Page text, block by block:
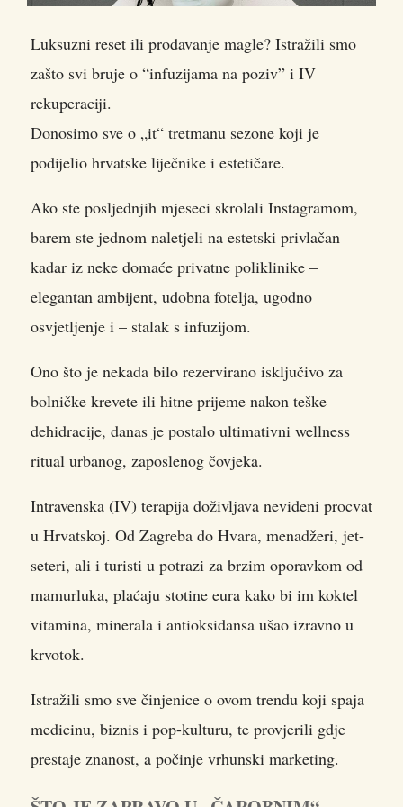
Luksuzni reset ili prodavanje magle? Istražili smo
zašto svi bruje o “infuzijama na poziv” i IV
rekuperaciji.
Donosimo sve o „it“ tretmanu sezone koji je
podijelio hrvatske liječnike i estetičare.
Ako ste posljednjih mjeseci skrolali Instagramom,
barem ste jednom naletjeli na estetski privlačan
kadar iz neke domaće privatne poliklinike –
elegantan ambijent, udobna fotelja, ugodno
osvjetljenje i – stalak s infuzijom.
Ono što je nekada bilo rezervirano isključivo za
bolničke krevete ili hitne prijeme nakon teške
dehidracije, danas je postalo ultimativni wellness
ritual urbanog, zaposlenog čovjeka.
Intravenska (IV) terapija doživljava neviđeni procvat
u Hrvatskoj. Od Zagreba do Hvara, menadžeri, jet-
seteri, ali i turisti u potrazi za brzim oporavkom od
mamurluka, plaćaju stotine eura kako bi im koktel
vitamina, minerala i antioksidansa ušao izravno u
krvotok.
Istražili smo sve činjenice o ovom trendu koji spaja
medicinu, biznis i pop-kulturu, te provjerili gdje
prestaje znanost, a počinje vrhunski marketing.